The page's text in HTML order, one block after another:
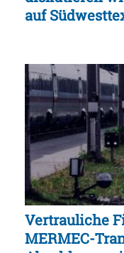
auf
Vertrauliche
MERMEC-